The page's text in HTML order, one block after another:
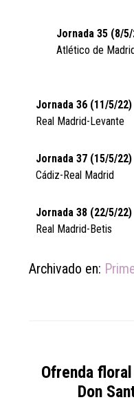
Jornada 35 (8/
Atlético de
Jornada 36 (11/5/22)
Real Madrid-Levante
Jornada 37 (15/5/22)
Cádiz-Real Madrid
Jornada 38 (22/5/22)
Real Madrid-Betis
Archivado en:
Ofrenda
Don